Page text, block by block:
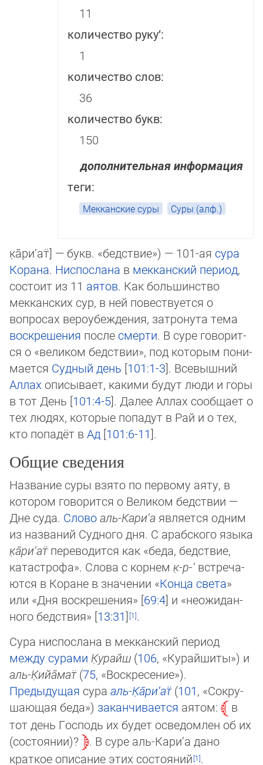
11
количество руку‘:
1
количество слов:
36
количество букв:
150
дополнительная информация
теги:
Мекканские суры Суры (алф.)
к̣а̄ри‘ат̈] — букв. «бед­ст­вие»‎) — 101-ая сура
Ко­ра­на. Нис­пос­ла­на в мек­кан­ский период,
состоит из 11 аятов. Как боль­шин­ст­во
мекканских сур, в ней повест­ву­ет­ся о
вопросах веро­убеж­де­ния, за­тро­нута тема
воскрешения после смерти. В суре го­во­рит­
ся о «ве­ли­ком бедствии», под которым по­ни­
мается Судный день [101:1-3]. Все­выш­ний
Аллах описывает, какими будут люди и горы
в тот День [101:4-5]. Да­лее Ал­лах сообщает о
тех людях, которые попадут в Рай и о тех,
кто по­па­дёт в Ад [101:6-11].
Общие сведения
Название суры взято по первому аяту, в
котором говорится о Великом бедствии —
Дне суда. Словоаль-Кари‘а является одним
из названий Судного дня. С арабского языка
к̣а̄­ри­‘ат̈переводится как «беда, бедствие,
катастрофа». Слова с корнем к̣-р-‘встре­ча­
ют­ся в Коране в значении «Конца света»
или «Дня воскрешения» [69:4] и «неожи­дан­
но­го бед­ст­вия» [13:31]
.
Сура ниспослана в мекканский период
между сурами К̣у­райш (106, «Ку­paй­ши­ты») и
аль-К̣и­йа̄­мат̈(75, «Вос­кре­се­ние»).
Предыдущая сура аль-К̣а̄­ри­‘ат̈(101, «Со­кру­
шаю­щая бе­да») заканчивается аятом:
в
тот день Господь их будет осведомлен об их
(сос­тоя­нии)?
. В суре аль-Кари‘а дано
краткое описание этих состоя­ний
.